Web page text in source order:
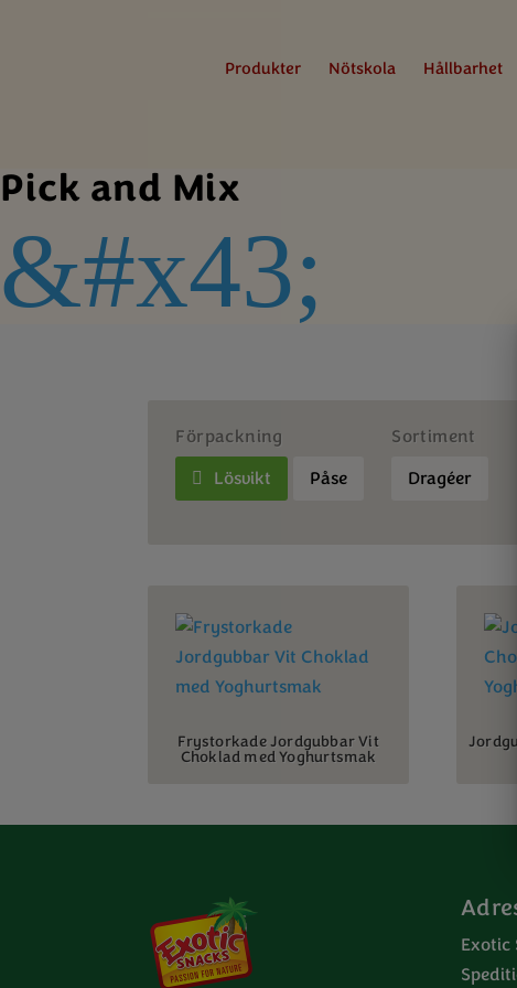
Produkter Nötskola Hållbarhet
Pick and Mix
&#x43;
Förpackning
Lösvikt
Påse
Sortiment
Dragéer
Frystorkade Jordgubbar Vit
Choklad med Yoghurtsmak
Exotic